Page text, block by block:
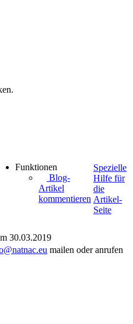
Funktionen
Blog-
Artikel
kommentieren
Spezielle
Hilfe für
die
Artikel-
Seite
30.03.2019
mailen oder anrufen